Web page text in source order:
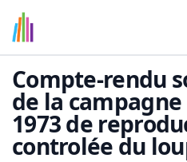
Compte-rendu
de la campagne
1973 de
controlée du